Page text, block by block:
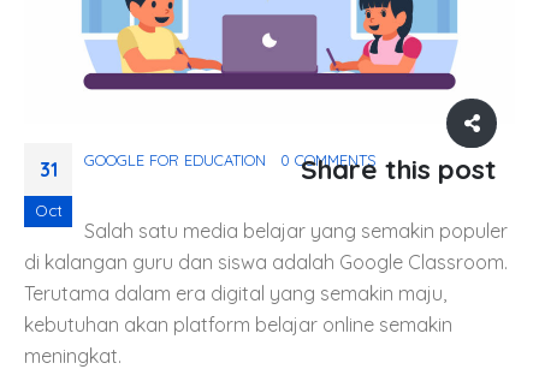
Share this post
31
Oct
GOOGLE FOR EDUCATION 0 COMMENTS
Salah satu media belajar yang semakin populer
di kalangan guru dan siswa adalah Google Classroom.
Terutama dalam era digital yang semakin maju,
kebutuhan akan platform belajar online semakin
meningkat.